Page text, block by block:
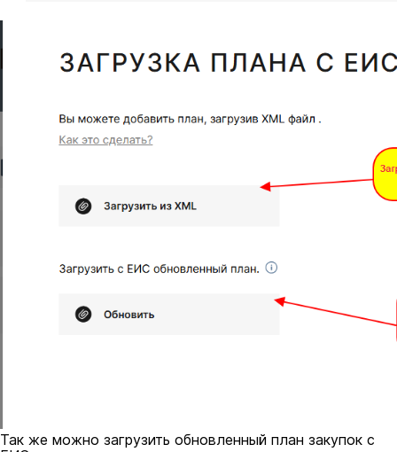
Так же можно загрузить обновленный план закупок с